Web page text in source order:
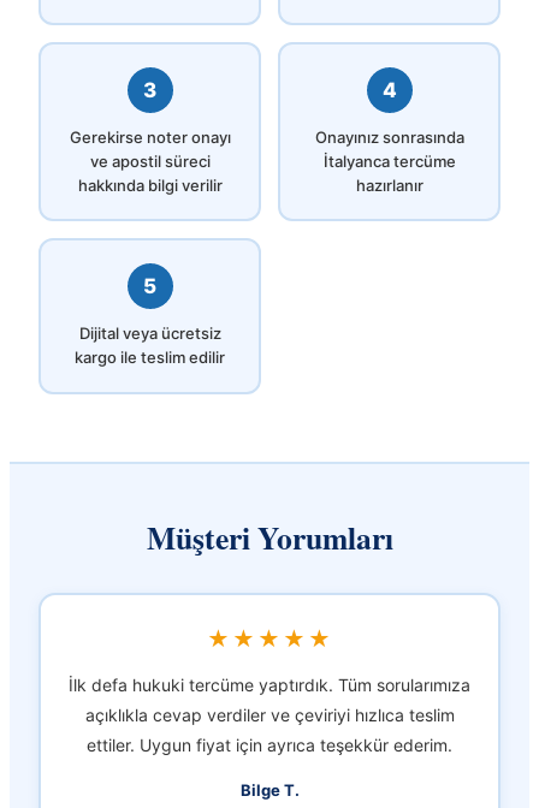
3
Gerekirse noter onayı
ve apostil süreci
hakkında bilgi verilir
4
Onayınız sonrasında
İtalyanca tercüme
hazırlanır
5
Dijital veya ücretsiz
kargo ile teslim edilir
Müşteri Yorumları
★★★★★
İlk defa hukuki tercüme yaptırdık. Tüm sorularımıza
açıklıkla cevap verdiler ve çeviriyi hızlıca teslim
ettiler. Uygun fiyat için ayrıca teşekkür ederim.
Bilge T.